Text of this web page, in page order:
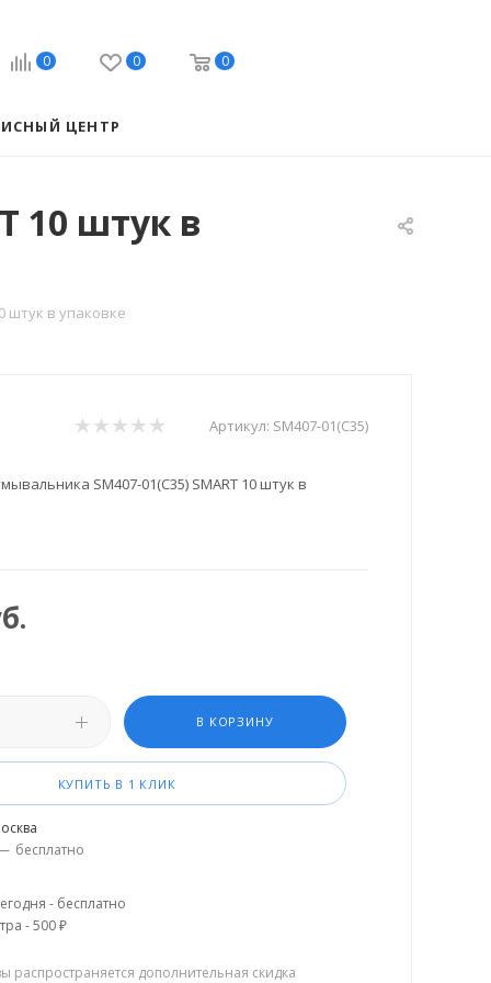
0 0 0
ЦЕНТР
10 штук в
штук в упаковке
Артикул: SM407-01(C35)
SM407-01(C35) SMART 10 штук в
В КОРЗИНУ
КУПИТЬ В 1 КЛИК
бесплатно
- бесплатно
- 500 ₽
распространяется дополнительная скидка